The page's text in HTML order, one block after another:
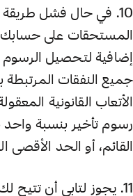
10. في حال فشل
المستحقات على حسابك،
إضافية لتحصيل الرسوم
جميع النفقات
الأتعاب القانونية
القائم، أو الحد الأقصى
11. يجوز لتابي أن تتيح